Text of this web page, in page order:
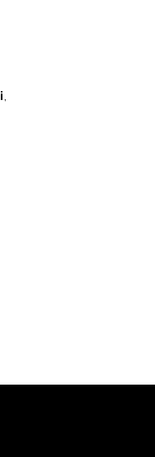
,